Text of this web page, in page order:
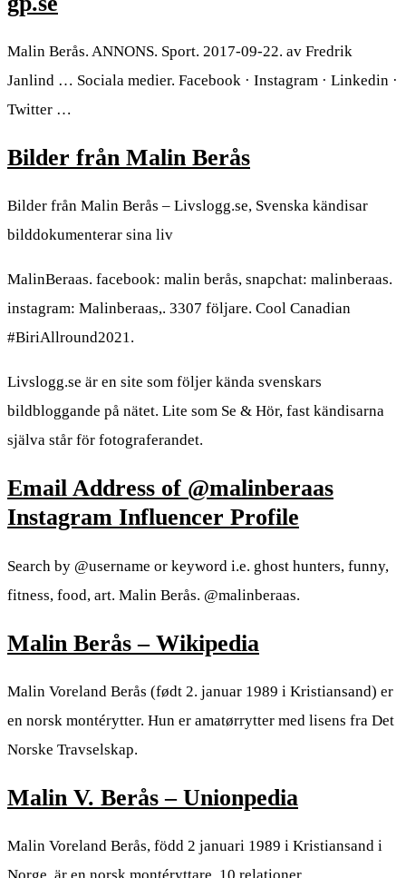
Malin Berås. ANNONS. Sport. 2017-09-22. av Fredrik
Janlind … Sociala medier. Facebook · Instagram · Linkedin ·
Twitter …
Bilder från Malin Berås
Bilder från Malin Berås – Livslogg.se, Svenska kändisar
bilddokumenterar sina liv
MalinBeraas. facebook: malin berås, snapchat: malinberaas.
instagram: Malinberaas,. 3307 följare. Cool Canadian
#BiriAllround2021.
Livslogg.se är en site som följer kända svenskars
bildbloggande på nätet. Lite som Se & Hör, fast kändisarna
själva står för fotograferandet.
Email Address of @malinberaas
Instagram Influencer Profile
Search by @username or keyword i.e. ghost hunters, funny,
fitness, food, art. Malin Berås. @malinberaas.
Malin Berås – Wikipedia
Malin Voreland Berås (født 2. januar 1989 i Kristiansand) er
en norsk montérytter. Hun er amatørrytter med lisens fra Det
Norske Travselskap.
Malin V. Berås – Unionpedia
Malin Voreland Berås, född 2 januari 1989 i Kristiansand i